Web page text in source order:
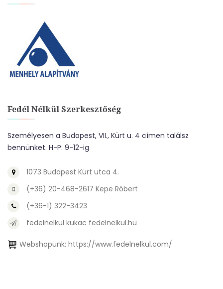
Fedél Nélkül Szerkesztőség
Személyesen a Budapest, VII., Kürt u. 4 címen találsz
bennünket. H-P: 9-12-ig
1073 Budapest Kürt utca 4.
(+36) 20-468-2617 Kepe Róbert
(+36-1) 322-3423
fedelnelkul kukac fedelnelkul.hu
Webshopunk: https://www.fedelnelkul.com/